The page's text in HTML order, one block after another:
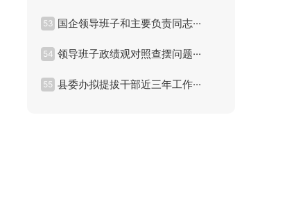
53 国企领导班子和主要负责同志···
54 领导班子政绩观对照查摆问题···
55 县委办拟提拔干部近三年工作···